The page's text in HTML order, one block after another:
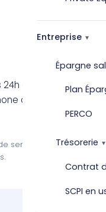
Entreprise
Épargne
Plan
PERCO
Trésorerie
Contrat
SCPI en
ouvrées. Vous
ou prendre
sera confiée à l'un de